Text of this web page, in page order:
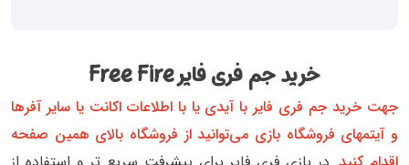
خرید جم فری فایر Free Fire
جهت خرید جم فری فایر با آیدی یا با اطلاعات اکانت یا سایر آفرها
و آیتمهای فروشگاه بازی می‌توانید از فروشگاه بالای همین صفحه